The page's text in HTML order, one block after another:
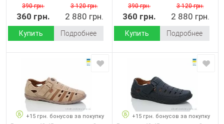
390 грн.
360 грн.
3 120 грн.
2 880 грн.
Купить Подробнее
390 грн.
360 грн.
3 120 грн.
2 880 грн.
Купить Подробнее
+15 грн. бонусов за покупку +15 грн. бонусов за покупку